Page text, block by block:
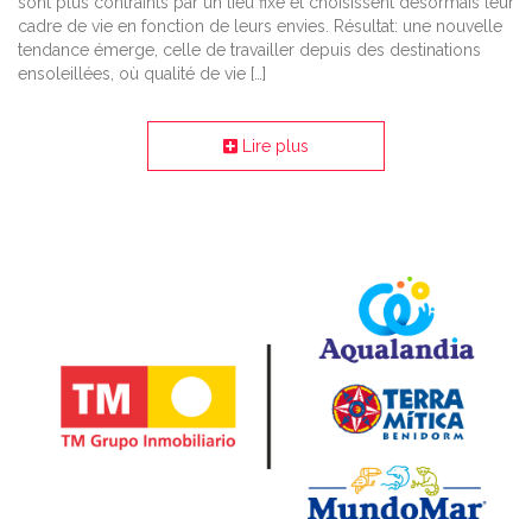
cadre de vie en fonction de leurs envies. Résultat: une nouvelle
tendance émerge, celle de travailler depuis des destinations
ensoleillées, où qualité de vie […]
Lire plus